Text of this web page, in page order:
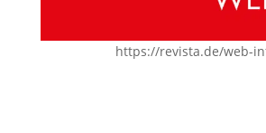
https://revista.de/web-